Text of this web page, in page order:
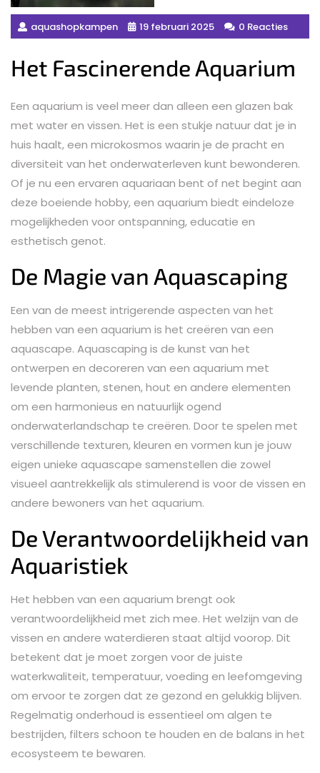
aquashopkampen 19 februari 2025 0 Reacties
Het Fascinerende Aquarium
Een aquarium is veel meer dan alleen een glazen bak
met water en vissen. Het is een stukje natuur dat je in
huis haalt, een microkosmos waarin je de pracht en
diversiteit van het onderwaterleven kunt bewonderen.
Of je nu een ervaren aquariaan bent of net begint aan
deze boeiende hobby, een aquarium biedt eindeloze
mogelijkheden voor ontspanning, educatie en
esthetisch genot.
De Magie van Aquascaping
Een van de meest intrigerende aspecten van het
hebben van een aquarium is het creëren van een
aquascape. Aquascaping is de kunst van het
ontwerpen en decoreren van een aquarium met
levende planten, stenen, hout en andere elementen
om een harmonieus en natuurlijk ogend
onderwaterlandschap te creëren. Door te spelen met
verschillende texturen, kleuren en vormen kun je jouw
eigen unieke aquascape samenstellen die zowel
visueel aantrekkelijk als stimulerend is voor de vissen en
andere bewoners van het aquarium.
De Verantwoordelijkheid van
Aquaristiek
Het hebben van een aquarium brengt ook
verantwoordelijkheid met zich mee. Het welzijn van de
vissen en andere waterdieren staat altijd voorop. Dit
betekent dat je moet zorgen voor de juiste
waterkwaliteit, temperatuur, voeding en leefomgeving
om ervoor te zorgen dat ze gezond en gelukkig blijven.
Regelmatig onderhoud is essentieel om algen te
bestrijden, filters schoon te houden en de balans in het
ecosysteem te bewaren.